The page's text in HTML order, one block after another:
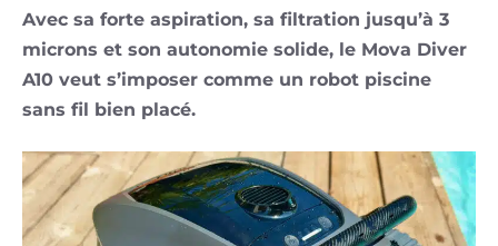
Avec sa forte aspiration, sa filtration jusqu’à 3
microns et son autonomie solide, le Mova Diver
A10 veut s’imposer comme un robot piscine
sans fil bien placé.